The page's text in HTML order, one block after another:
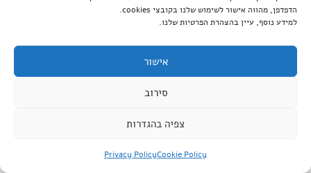
הדפדפן, מהווה אישור לשימוש שלנו בקובצי cookies.
למידע נוסף, עיין בהצהרת הפרטיות שלנו.
אישור
סירוב
צפיה בהגדרות
Cookie Policy
Privacy Policy